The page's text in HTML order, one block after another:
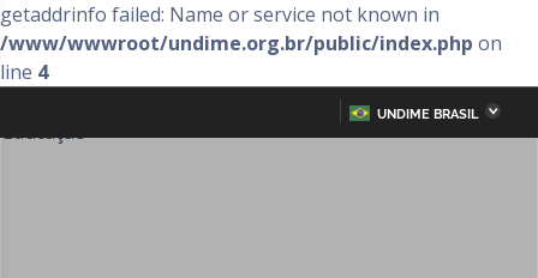
getaddrinfo failed: Name or service not known in
/www/wwwroot/undime.org.br/public/index.php on
line 4
UNDIME BRASIL